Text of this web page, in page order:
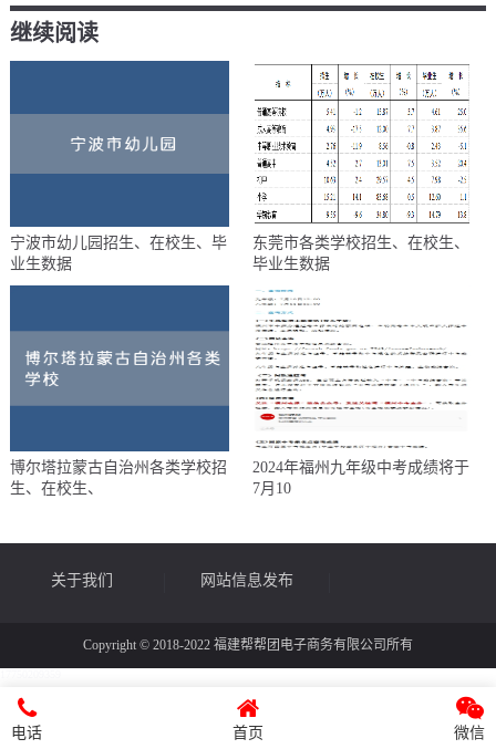
继续阅读
宁波市幼儿园招生、在校生、毕
业生数据
东莞市各类学校招生、在校生、
毕业生数据
博尔塔拉蒙古自治州各类学校招
生、在校生、
2024年福州九年级中考成绩将于
7月10
关于我们 网站信息发布
Copyright © 2018-2022 福建帮帮团电子商务有限公司所有
电话 首页 微信